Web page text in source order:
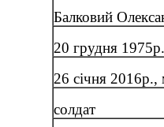
Балковий
20 грудня
26 січня 2016р.,
солдат